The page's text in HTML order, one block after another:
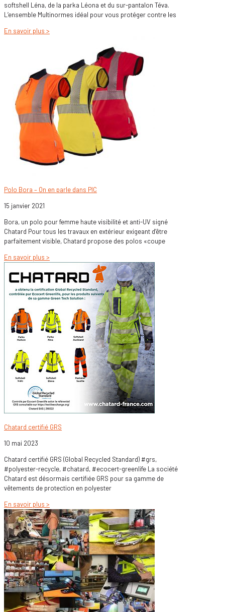
softshell Léna, de la parka Léona et du sur-pantalon Téva.
L’ensemble Multinormes idéal pour vous protéger contre les
En savoir plus >
Polo Bora – On en parle dans PIC
15 janvier 2021
Bora, un polo pour femme haute visibilité et anti-UV signé
Chatard Pour tous les travaux en extérieur exigeant d’être
parfaitement visible, Chatard propose des polos «coupe
En savoir plus >
Chatard certifié GRS
10 mai 2023
Chatard certifié GRS (Global Recycled Standard) #grs,
#polyester-recycle, #chatard, #ecocert-greenlife La société
Chatard est désormais certifiée GRS pour sa gamme de
vêtements de protection en polyester
En savoir plus >